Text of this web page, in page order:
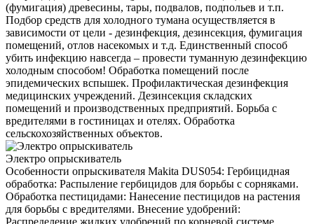
(фумигация) древесины, тары, подвалов, подпольев и т.п.
Подбор средств для холодного тумана осуществляется в
зависимости от цели - дезинфекция, дезинсекция, фумигация
помещений, отлов насекомых и т.д. Единственный способ
убить инфекцию навсегда – провести туманную дезинфекцию
холодным способом! Обработка помещений после
эпидемических вспышек. Профилактическая дезинфекция
медицинских учреждений. Дезинсекция складских
помещений и производственных предприятий. Борьба с
вредителями в гостиницах и отелях. Обработка
сельскохозяйственных объектов.
Электро опрыскиватель
Особенности опрыскивателя Makita DUS054: Гербицидная
обработка: Распыление гербицидов для борьбы с сорняками.
Обработка пестицидами: Нанесение пестицидов на растения
для борьбы с вредителями. Внесение удобрений: